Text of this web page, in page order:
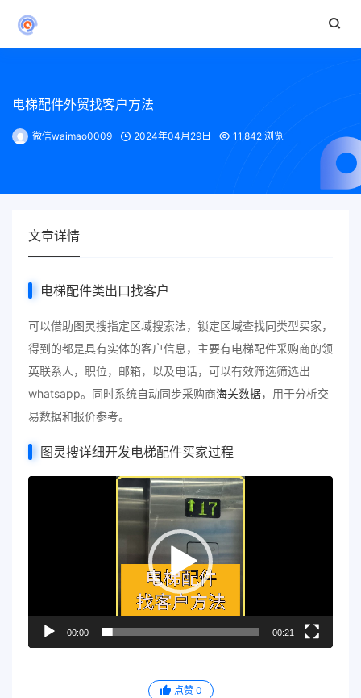
电梯配件外贸找客户方法
微信waimao0009 2024年04月29日 11,842 浏览
文章详情
电梯配件类出口找客户
可以借助图灵搜指定区域搜索法，锁定区域查找同类型买家，
得到的都是具有实体的客户信息，主要有电梯配件采购商的领
英联系人，职位，邮箱，以及电话，可以有效筛选筛选出
whatsapp。同时系统自动同步采购商海关数据，用于分析交
易数据和报价参考。
图灵搜详细开发电梯配件买家过程
00:00 00:21
点赞 0